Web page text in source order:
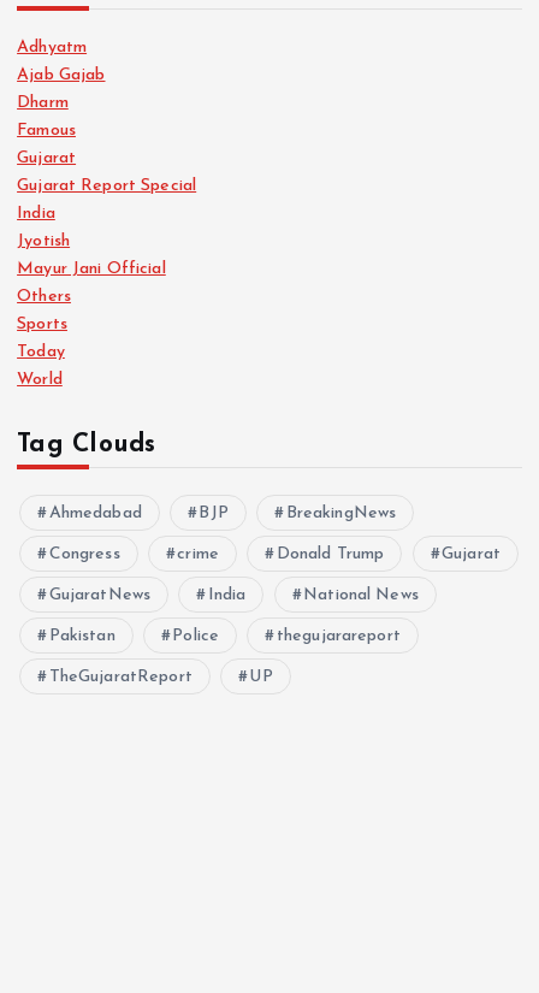
Adhyatm
Ajab Gajab
Dharm
Famous
Gujarat
Gujarat Report Special
India
Jyotish
Mayur Jani Official
Others
Sports
Today
World
Tag Clouds
Ahmedabad BJP BreakingNews
Congress crime Donald Trump Gujarat
GujaratNews India National News
Pakistan Police thegujarareport
TheGujaratReport UP